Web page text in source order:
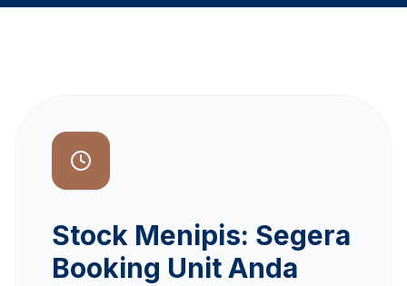
Stock Menipis: Segera
Booking Unit Anda